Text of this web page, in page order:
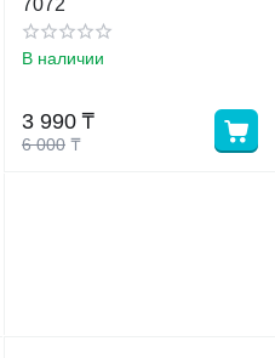
В наличии
6 000 ₸
3 990 ₸